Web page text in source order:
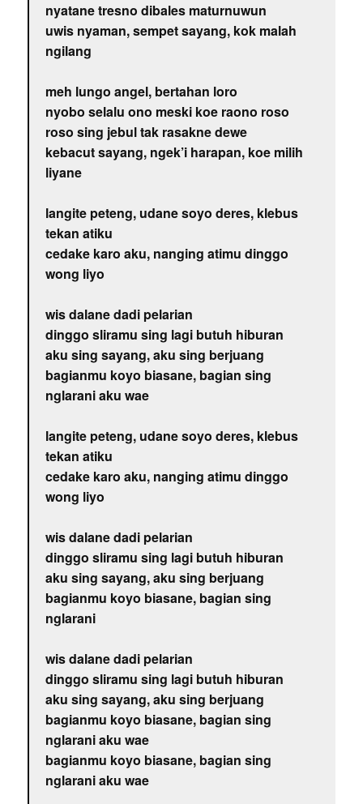
nyatane tresno dibales maturnuwun
uwis nyaman, sempet sayang, kok malah
ngilang
meh lungo angel, bertahan loro
nyobo selalu ono meski koe raono roso
roso sing jebul tak rasakne dewe
kebacut sayang, ngek’i harapan, koe milih
liyane
langite peteng, udane soyo deres, klebus
tekan atiku
cedake karo aku, nanging atimu dinggo
wong liyo
wis dalane dadi pelarian
dinggo sliramu sing lagi butuh hiburan
aku sing sayang, aku sing berjuang
bagianmu koyo biasane, bagian sing
nglarani aku wae
langite peteng, udane soyo deres, klebus
tekan atiku
cedake karo aku, nanging atimu dinggo
wong liyo
wis dalane dadi pelarian
dinggo sliramu sing lagi butuh hiburan
aku sing sayang, aku sing berjuang
bagianmu koyo biasane, bagian sing
nglarani
wis dalane dadi pelarian
dinggo sliramu sing lagi butuh hiburan
aku sing sayang, aku sing berjuang
bagianmu koyo biasane, bagian sing
nglarani aku wae
bagianmu koyo biasane, bagian sing
nglarani aku wae